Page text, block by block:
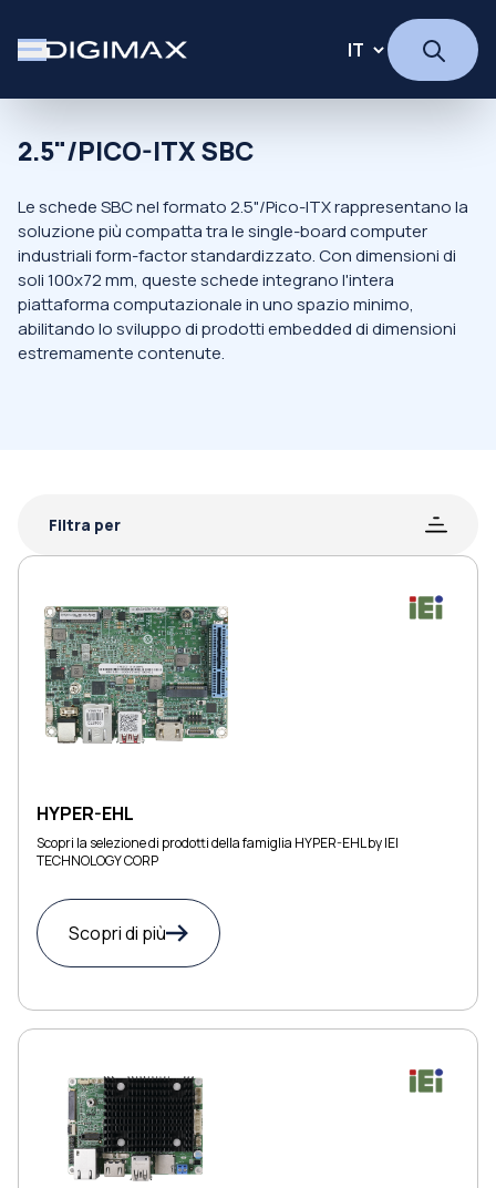
2.5"/PICO-ITX SBC
Le schede SBC nel formato 2.5"/Pico-ITX rappresentano la
soluzione più compatta tra le single-board computer
industriali form-factor standardizzato. Con dimensioni di
soli 100x72 mm, queste schede integrano l'intera
piattaforma computazionale in uno spazio minimo,
abilitando lo sviluppo di prodotti embedded di dimensioni
estremamente contenute.
Filtra per
HYPER-EHL
Scopri la selezione di prodotti della famiglia HYPER-EHL by IEI
TECHNOLOGY CORP
Scopri di più